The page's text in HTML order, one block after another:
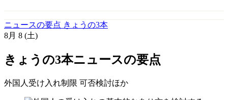
ニュースの要点 きょうの3本
8月 8 (土)
きょうの3本ニュースの要点
外国人受け入れ制限 可否検討ほか